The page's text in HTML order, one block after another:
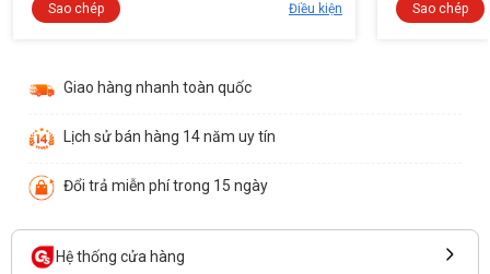
Sao chép Điều kiện Sao chép
Giao hàng nhanh toàn quốc
Lịch sử bán hàng 14 năm uy tín
Đổi trả miễn phí trong 15 ngày
Hệ thống cửa hàng